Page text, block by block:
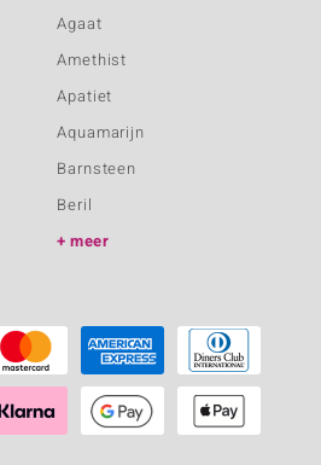
Agaat
Amethist
Apatiet
Aquamarijn
Barnsteen
Beril
meer